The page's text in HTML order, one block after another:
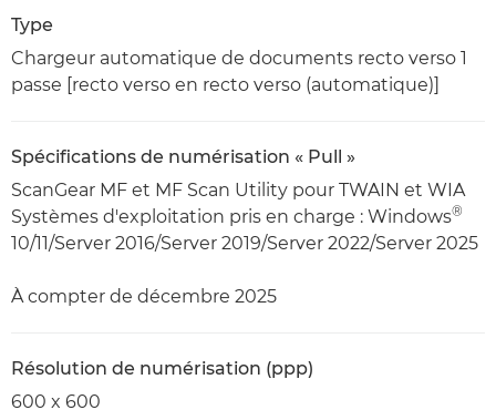
Type
Chargeur automatique de documents recto verso 1
passe [recto verso en recto verso (automatique)]
Spécifications de numérisation « Pull »
ScanGear MF et MF Scan Utility pour TWAIN et WIA
Systèmes d'exploitation pris en charge : Windows®
10/11/Server 2016/Server 2019/Server 2022/Server 2025
À compter de décembre 2025
Résolution de numérisation (ppp)
600 x 600